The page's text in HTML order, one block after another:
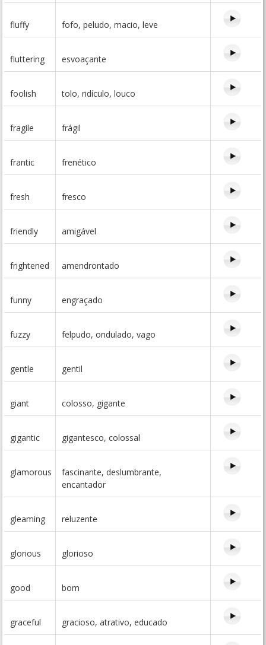
fluffy fofo, peludo, macio, leve
fluttering esvoaçante
foolish tolo, ridículo, louco
fragile frágil
frantic frenético
fresh fresco
friendly amigável
frightened amendrontado
funny engraçado
fuzzy felpudo, ondulado, vago
gentle gentil
giant colosso, gigante
gigantic gigantesco, colossal
glamorous
fascinante, deslumbrante,
encantador
gleaming reluzente
glorious glorioso
good bom
graceful gracioso, atrativo, educado